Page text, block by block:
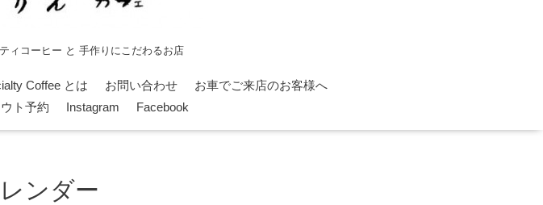
ィコーヒー と 手作りにこだわるお店
Coffee とは お問い合わせ
お車でご来店のお客様へ
ト予約 Instagram Facebook
ンダー